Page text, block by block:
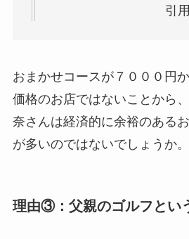
引
おまかせコースが７０００円
価格のお店ではないことから
奈さんは経済的に余裕のある
が多いのではないでしょうか。
理由③：父親のゴルフとい